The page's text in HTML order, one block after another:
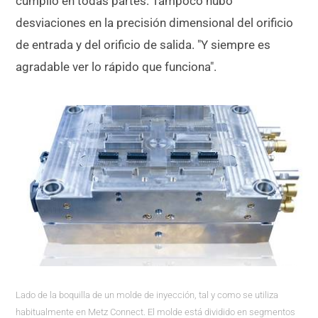
desviaciones en la precisión dimensional del orificio
de entrada y del orificio de salida. "Y siempre es
agradable ver lo rápido que funciona".
Lado de la boquilla de un molde de inyección, tal y como se utiliza
habitualmente en Metz Connect. El molde está dividido en segmentos